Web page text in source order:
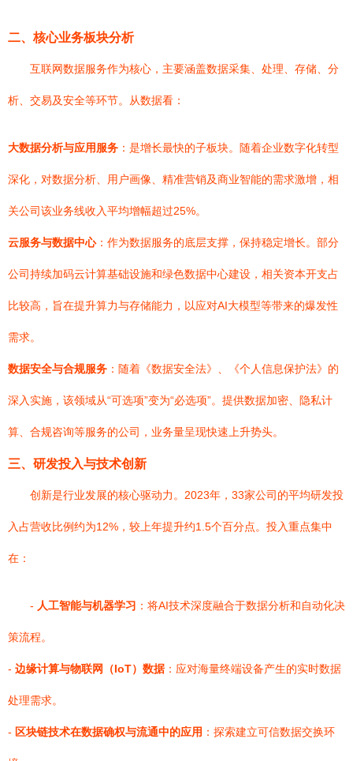
二、核心业务板块分析
互联网数据服务作为核心，主要涵盖数据采集、处理、存储、分
析、交易及安全等环节。从数据看：
大数据分析与应用服务 ：是增长最快的子板块。随着企业数字化转型
深化，对数据分析、用户画像、精准营销及商业智能的需求激增，相
关公司该业务线收入平均增幅超过25%。
云服务与数据中心：作为数据服务的底层支撑，保持稳定增长。部分
公司持续加码云计算基础设施和绿色数据中心建设，相关资本开支占
比较高，旨在提升算力与存储能力，以应对AI大模型等带来的爆发性
需求。
数据安全与合规服务 ：随着《数据安全法》、《个人信息保护法》的
深入实施，该领域从“可选项”变为“必选项”。提供数据加密、隐私计
算、合规咨询等服务的公司，业务量呈现快速上升势头。
三、研发投入与技术创新
创新是行业发展的核心驱动力。2023年，33家公司的平均研发投
入占营收比例约为12%，较上年提升约1.5个百分点。投入重点集中
在：
- 人工智能与机器学习 ：将AI技术深度融合于数据分析和自动化决
策流程。
- 边缘计算与物联网（IoT）数据：应对海量终端设备产生的实时数据
处理需求。
- 区块链技术在数据确权与流通中的应用 ：探索建立可信数据交换环